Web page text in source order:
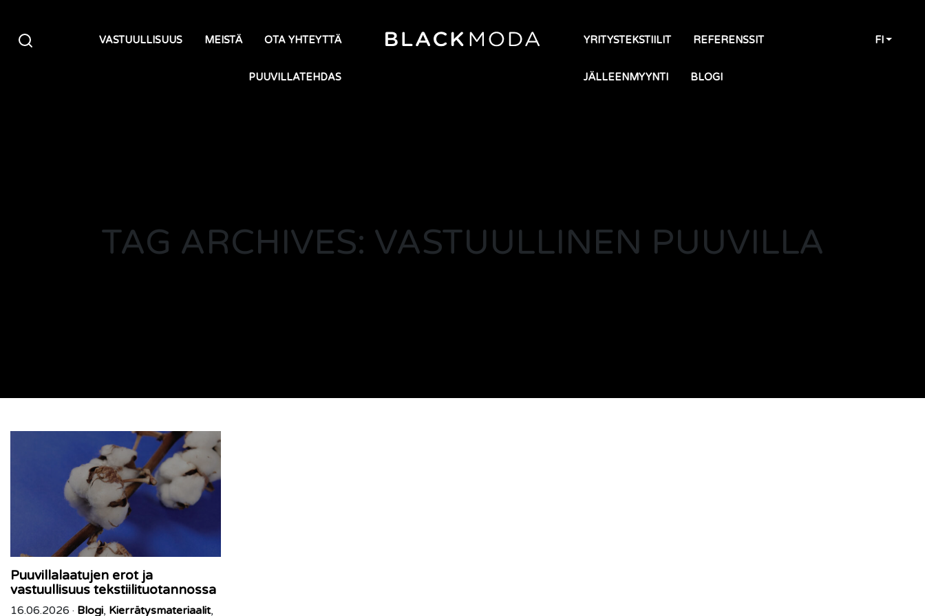
VASTUULLISUUS MEISTÄ OTA YHTEYTTÄ
PUUVILLATEHDAS
YRITYSTEKSTIILIT REFERENSSIT
JÄLLEENMYYNTI BLOGI
FI
TAG ARCHIVES: VASTUULLINEN PUUVILLA
Puuvillalaatujen erot ja
vastuullisuus tekstiilituotannossa
16.06.2026 · Blogi, Kierrätysmateriaalit,